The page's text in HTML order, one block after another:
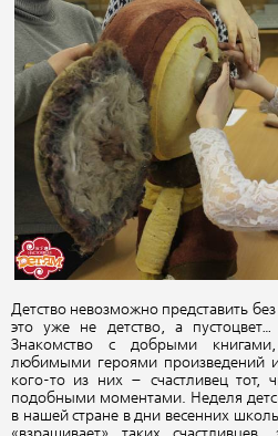
Детство невозможно представить
это уже не детство, а пустоцвет…
Знакомство с добрыми
любимыми героями произведений
кого-то из них – счастливец тот,
подобными моментами. Неделя
в нашей стране в дни весенних